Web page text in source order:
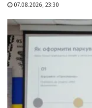
07.08.2026, 23:30